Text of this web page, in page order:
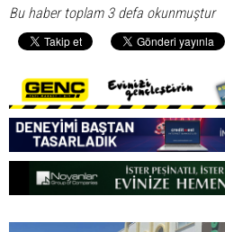
Bu haber toplam 3 defa okunmuştur